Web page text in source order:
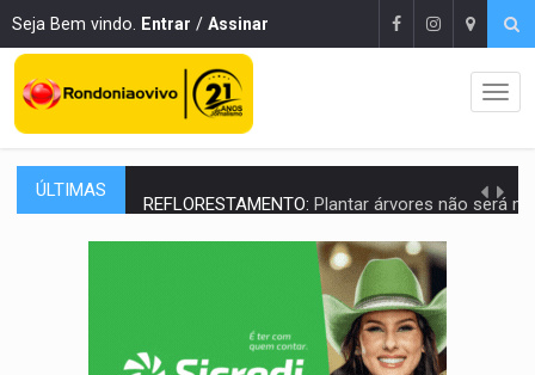
Seja Bem vindo. Entrar / Assinar
ÚLTIMAS Plantar árvores não será mais suficiente para
OVNIS NA LUA:Cientistas alertam para possível base secreta no satélite
ACABOU COM PEUGEOT: Incêndio destrói carro que era rebocado para oficina
Ladrão é filmado furtando moto na frente do bar